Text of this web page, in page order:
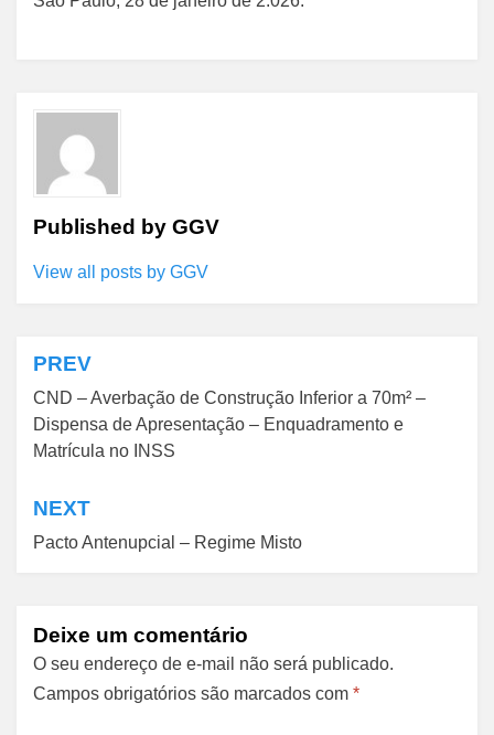
Published by GGV
View all posts by GGV
Navegação
de
Post
PREV
CND – Averbação de Construção Inferior a 70m² –
Dispensa de Apresentação – Enquadramento e
Matrícula no INSS
NEXT
Pacto Antenupcial – Regime Misto
Deixe um comentário
O seu endereço de e-mail não será publicado.
Campos obrigatórios são marcados com *